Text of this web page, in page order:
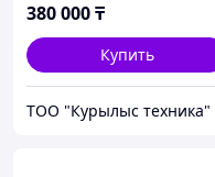
380 000₸
Купить